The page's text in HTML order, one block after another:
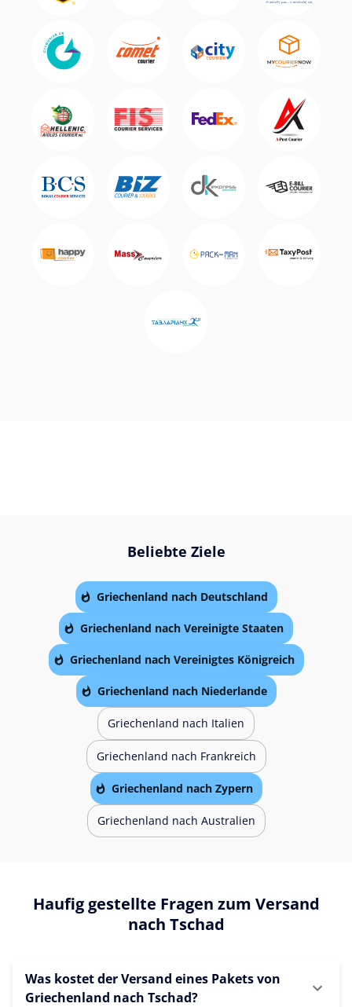
Beliebte Ziele
Griechenland nach Deutschland
Griechenland nach Vereinigte Staaten
Griechenland nach Vereinigtes Königreich
Griechenland nach Niederlande
Griechenland nach Italien
Griechenland nach Frankreich
Griechenland nach Zypern
Griechenland nach Australien
Haufig gestellte Fragen zum Versand
nach Tschad
Was kostet der Versand eines Pakets von
Griechenland nach Tschad?